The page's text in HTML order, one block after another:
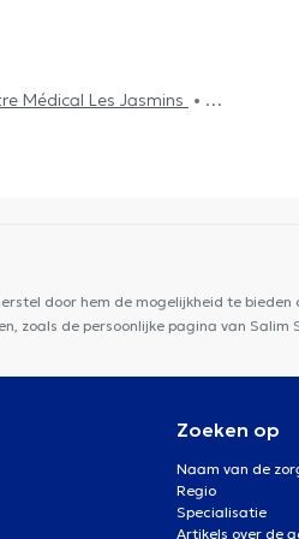
Médical Les Jasmins
door hem de mogelijkheid te
zoals de persoonlijke pagina van
Zoeken op
Naam van de
Regio
Specialisatie
Artikels over de